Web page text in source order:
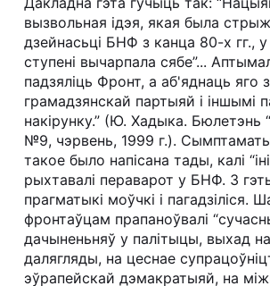
вызвольная ідэя, якая была
дзейнасьці БНФ з канца 80-х гг., у
ступені вычарпала сябе”...
падзяліць Фронт, а аб'яднаць яго
грамадзянскай партыяй і іншымі
накірунку.” (Ю. Хадыка. Бюлетэнь
№9, чэрвень, 1999 г.).
такое было напісана тады, калі
рыхтавалі пераварот у БНФ. З
прагматыкі моўчкі і пагадзіліся.
фронтаўцам прапаноўвалі
дачыненьняў у палітыцы, выхад
далягляды, на цеснае
эўрапейскай дэмакратыяй, на